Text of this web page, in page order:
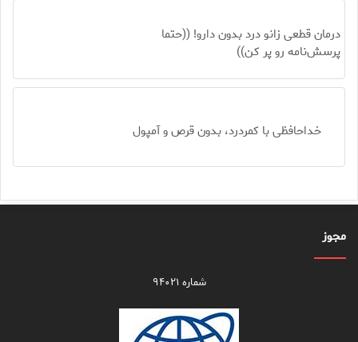
درمان قطعی زانو درد بدون دارو! ((حتما
پرسش‌نامه رو پر کن))
خداحافظی با کمردرد، بدون قرص و آمپول
مجوز
شماره ۹۴۰۲۱